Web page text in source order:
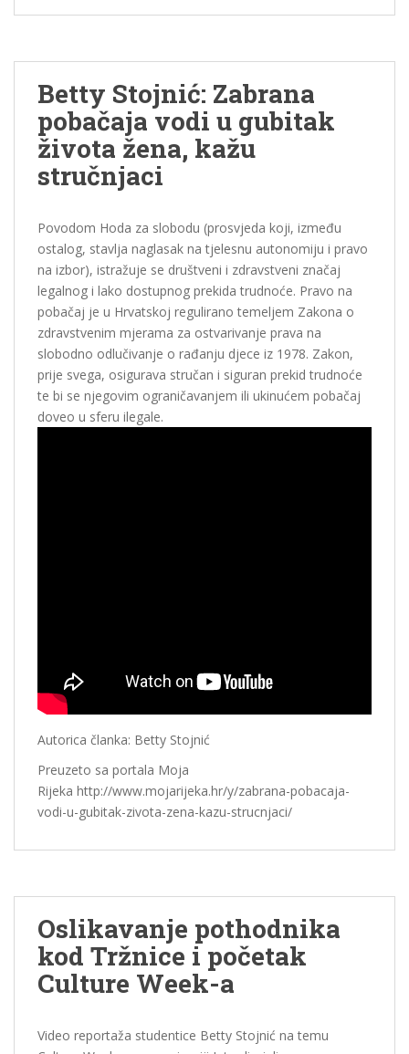
Betty Stojnić: Zabrana
pobačaja vodi u gubitak
života žena, kažu
stručnjaci
Povodom Hoda za slobodu (prosvjeda koji, između
ostalog, stavlja naglasak na tjelesnu autonomiju i pravo
na izbor), istražuje se društveni i zdravstveni značaj
legalnog i lako dostupnog prekida trudnoće. Pravo na
pobačaj je u Hrvatskoj regulirano temeljem Zakona o
zdravstvenim mjerama za ostvarivanje prava na
slobodno odlučivanje o rađanju djece iz 1978. Zakon,
prije svega, osigurava stručan i siguran prekid trudnoće
te bi se njegovim ograničavanjem ili ukinućem pobačaj
doveo u sferu ilegale.
Autorica članka: Betty Stojnić
Preuzeto sa portala Moja
Rijeka http://www.mojarijeka.hr/y/zabrana-pobacaja-
vodi-u-gubitak-zivota-zena-kazu-strucnjaci/
Oslikavanje pothodnika
kod Tržnice i početak
Culture Week-a
Video reportaža studentice Betty Stojnić na temu